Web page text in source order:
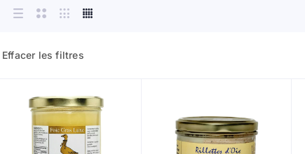
Effacer les filtres